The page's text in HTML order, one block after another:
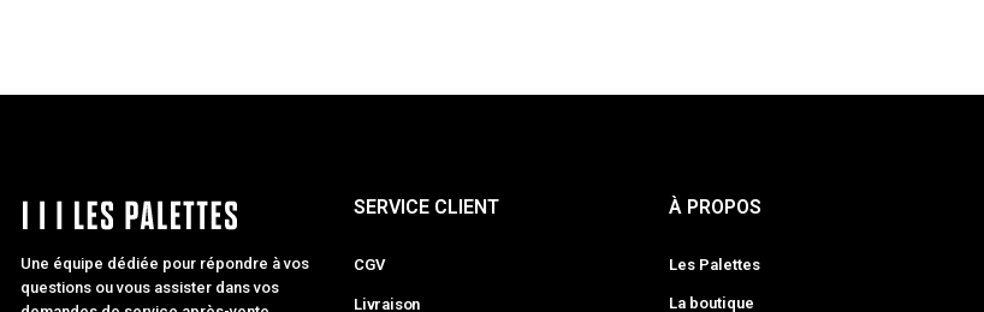
Une équipe dédiée pour répondre à vos
questions ou vous assister dans vos
SERVICE CLIENT
CGV
Livraison
À PROPOS
Les Palettes
La boutique